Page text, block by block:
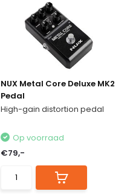
NUX Metal Core Deluxe MK2
Pedal
High-gain distortion pedal
Op voorraad
€79,-